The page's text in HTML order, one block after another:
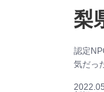
梨
認定
気だっ